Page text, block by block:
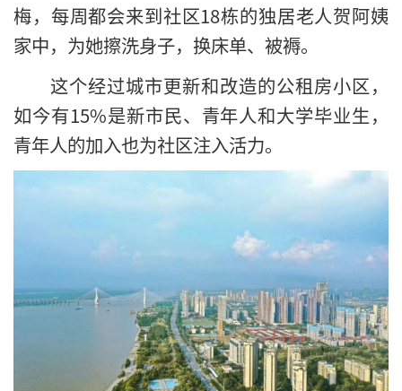
梅，每周都会来到社区18栋的独居老人贺阿姨
家中，为她擦洗身子，换床单、被褥。
这个经过城市更新和改造的公租房小区，
如今有15%是新市民、青年人和大学毕业生，
青年人的加入也为社区注入活力。